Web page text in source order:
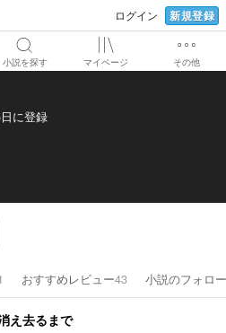
ログイン 新規登録
小説を探す マイページ その他
に登録
おすすめレビュー43 小説のフォロー
え去るまで